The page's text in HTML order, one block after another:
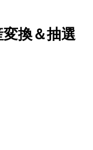
換＆抽選